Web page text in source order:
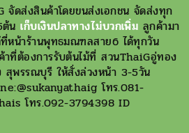
จัดส่งสินค้าโดยขนส่งเอกชน จัดส่งทุก
ต้นเก็บเงินปลาทางไม่บวกเพิ่ม ลูกค้ามา
ที่หน้าร้านพุทธมณฑลสาย6 ได้ทุกวัน
ที่ต้องการรับต้นไม้ที่ สวนThaiGอู่ทอง
พรรณบุรี ให้สั่งล่วงหน้า 3-5วัน
โทร.081-
โทร.092-3794398 ID